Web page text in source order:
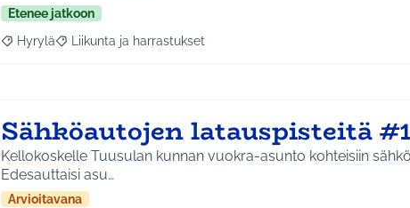
Etenee jatkoon
Rajaa tulokset aihepiirin mukaan: Hyrylä
Hyrylä Rajaa tulokset teeman mukaan: Liikunta ja harrastukset
Liikunta ja harrastukset
Sähköautojen latauspisteitä
Kellokoskelle Tuusulan kunnan vuokra-asunto kohteisiin
Edesauttaisi asu…
Arvioitavana